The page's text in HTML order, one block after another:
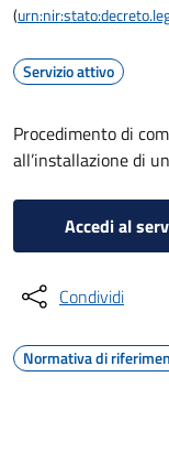
(
Servizio attivo
Procedimento di
all’installazione di
Accedi al
Condividi
Normativa di